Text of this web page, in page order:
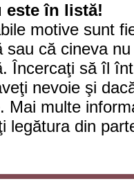
este în listă!
motive sunt
sau că cineva
Încercaţi să îl
nevoie şi
Mai multe
legătura din